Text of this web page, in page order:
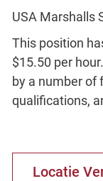
USA Marshalls
This position
$15.50 per
by a number of
qualifications,
Locatie